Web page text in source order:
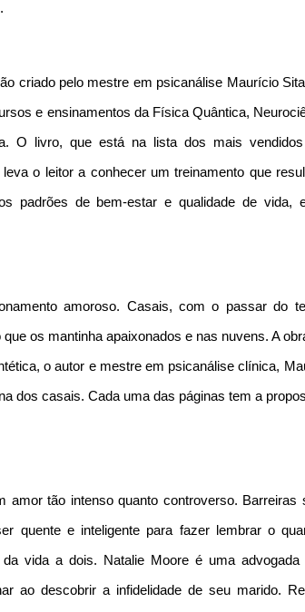
criado pelo mestre em psicanálise Maurício
e ensinamentos da Física Quântica,
O livro, que está na lista dos mais
o leitor a conhecer um treinamento que
padrões de bem-estar e qualidade de vida,
amoroso. Casais, com o passar do
os mantinha apaixonados e nas nuvens. A
o autor e mestre em psicanálise clínica,
dos casais. Cada uma das páginas tem a
amor tão intenso quanto controverso. Barreiras
quente e inteligente para fazer lembrar o
vida a dois. Natalie Moore é uma advogada
ao descobrir a infidelidade de seu marido.